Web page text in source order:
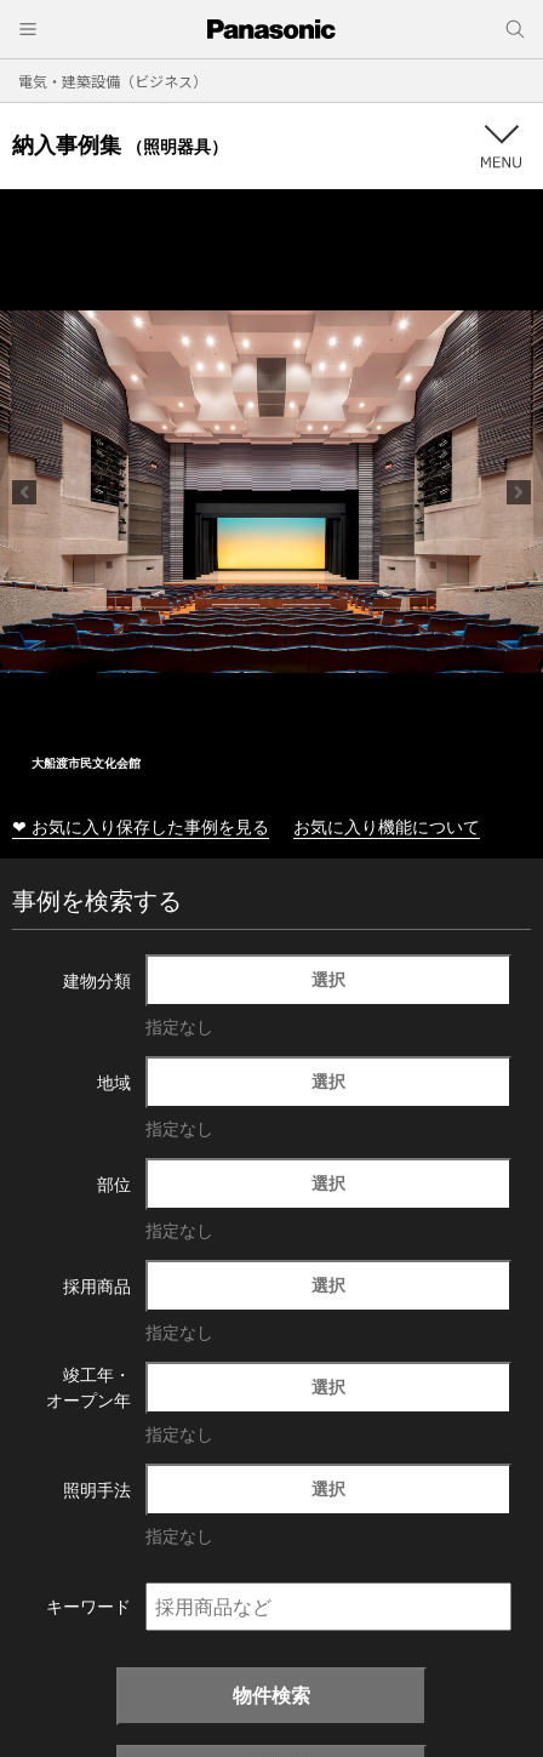
電気・建築設備（ビジネス）
納入事例集 （照明器具）
大船渡市民文化会館
❤ お気に入り保存した事例を見る お気に入り機能について
事例を検索する
建物分類 選択
指定なし
地域 選択
指定なし
部位 選択
指定なし
採用商品 選択
指定なし
竣工年・
オープン年
選択
指定なし
照明手法 選択
指定なし
キーワード
物件検索